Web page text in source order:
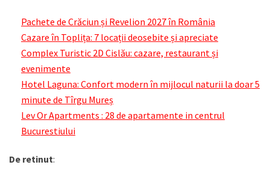
Pachete de Crăciun și Revelion 2027 în România
Cazare în Toplița: 7 locații deosebite și apreciate
Complex Turistic 2D Cislău: cazare, restaurant și
evenimente
Hotel Laguna: Confort modern în mijlocul naturii la doar 5
minute de Tîrgu Mureș
Lev Or Apartments : 28 de apartamente in centrul
Bucurestiului
De retinut: